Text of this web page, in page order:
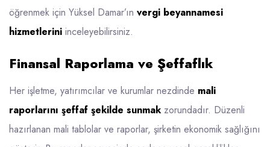
öğrenmek için Yüksel Damar’ın vergi beyannamesi
hizmetlerini inceleyebilirsiniz.
Finansal Raporlama ve Şeffaflık
Her işletme, yatırımcılar ve kurumlar nezdinde mali
raporlarını şeffaf şekilde sunmakzorundadır. Düzenli
hazırlanan mali tablolar ve raporlar, şirketin ekonomik sağlığını